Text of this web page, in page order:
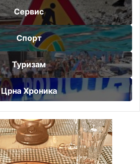
Сервис
Спорт
Туризам
Црна Хроника